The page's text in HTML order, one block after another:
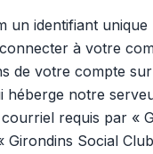
identifiant
à votre
de votre compte
héberge notre
requis par
Girondins Social